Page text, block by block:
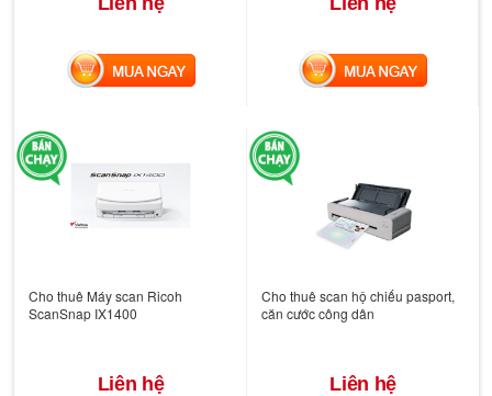
MUA NGAY MUA NGAY
Cho thuê Máy scan Ricoh
ScanSnap IX1400
Liên hệ
Cho thuê scan hộ chiếu pasport,
căn cước công dân
Liên hệ